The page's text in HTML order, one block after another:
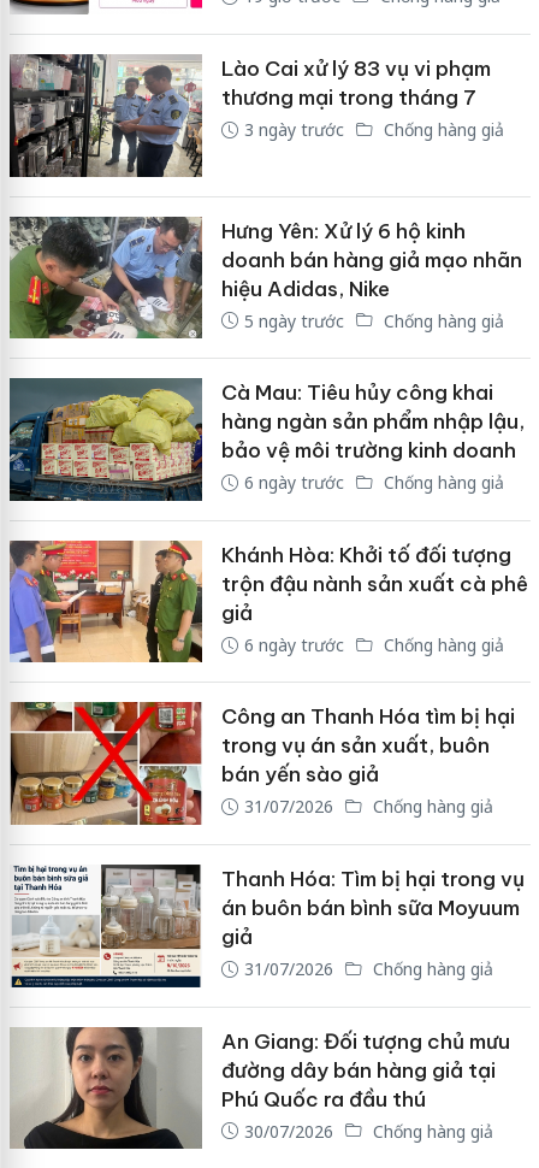
Lào Cai xử lý 83 vụ vi phạm
thương mại trong tháng 7
3 ngày trước Chống hàng giả
Hưng Yên: Xử lý 6 hộ kinh
doanh bán hàng giả mạo nhãn
hiệu Adidas, Nike
5 ngày trước Chống hàng giả
Cà Mau: Tiêu hủy công khai
hàng ngàn sản phẩm nhập lậu,
bảo vệ môi trường kinh doanh
6 ngày trước Chống hàng giả
Khánh Hòa: Khởi tố đối tượng
trộn đậu nành sản xuất cà phê
giả
6 ngày trước Chống hàng giả
Công an Thanh Hóa tìm bị hại
trong vụ án sản xuất, buôn
bán yến sào giả
31/07/2026 Chống hàng giả
Thanh Hóa: Tìm bị hại trong vụ
án buôn bán bình sữa Moyuum
giả
31/07/2026 Chống hàng giả
An Giang: Đối tượng chủ mưu
đường dây bán hàng giả tại
Phú Quốc ra đầu thú
30/07/2026 Chống hàng giả